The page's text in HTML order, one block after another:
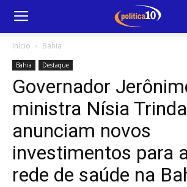
Início Bahia
Bahia Destaque
Governador
ministra Nísia
anunciam novos
investimentos para
rede de saúde na